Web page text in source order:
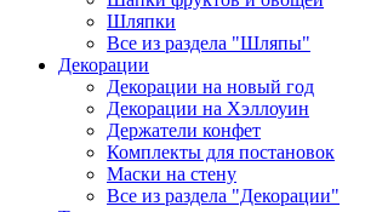
Шляпки
Все из раздела "Шляпы"
Декорации
Декорации на новый год
Декорации на Хэллоуин
Держатели конфет
Комплекты для постановок
Маски на стену
Все из раздела "Декорации"